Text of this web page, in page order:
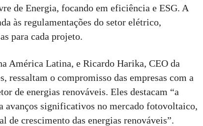
de Energia, focando em eficiência e ESG. A
às regulamentações do setor elétrico,
para cada projeto.
América Latina, e Ricardo Harika, CEO da
ressaltam o compromisso das empresas com a
de energias renováveis. Eles destacam “a
avanços significativos no mercado fotovoltaico,
de crescimento das energias renováveis”.